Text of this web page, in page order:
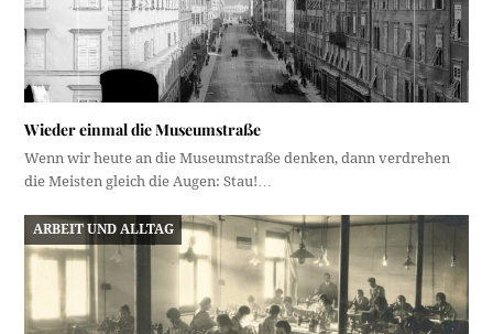
Wieder einmal die Museumstraße
Wenn wir heute an die Museumstraße denken, dann verdrehen
die Meisten gleich die Augen: Stau!…
ARBEIT UND ALLTAG